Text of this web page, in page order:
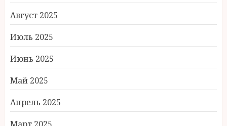
Август 2025
Июль 2025
Июнь 2025
Май 2025
Апрель 2025